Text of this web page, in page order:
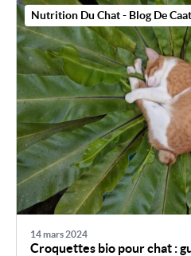
Nutrition Du Chat - Blog De
14 mars 2024
Croquettes bio pour chat :